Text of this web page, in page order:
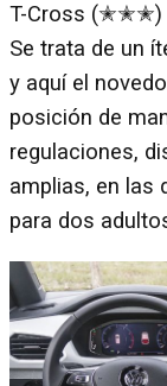
T-Cross (✭✭✭)
Se trata de un
y aquí el
posición de
regulaciones,
amplias, en las
para dos